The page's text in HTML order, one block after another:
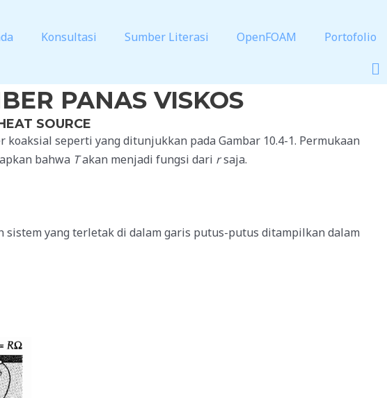
Konsultasi Sumber Literasi OpenFOAM Portofolio
PANAS VISKOS
SOURCE
seperti yang ditunjukkan pada Gambar 10.4-1. Permukaan
bahwa Takan menjadi fungsi dari rsaja.
sistem yang terletak di dalam garis putus-putus ditampilkan dalam